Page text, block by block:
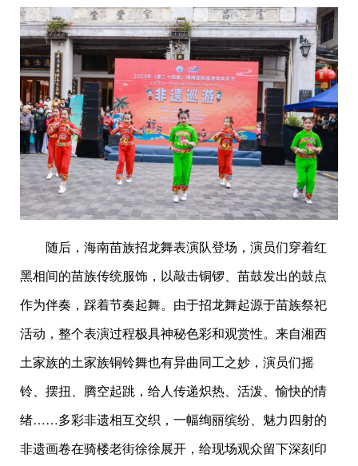
随后，海南苗族招龙舞表演队登场，演员们穿着红
黑相间的苗族传统服饰，以敲击铜锣、苗鼓发出的鼓点
作为伴奏，踩着节奏起舞。由于招龙舞起源于苗族祭祀
活动，整个表演过程极具神秘色彩和观赏性。来自湘西
土家族的土家族铜铃舞也有异曲同工之妙，演员们摇
铃、摆扭、腾空起跳，给人传递炽热、活泼、愉快的情
绪……多彩非遗相互交织，一幅绚丽缤纷、魅力四射的
非遗画卷在骑楼老街徐徐展开，给现场观众留下深刻印